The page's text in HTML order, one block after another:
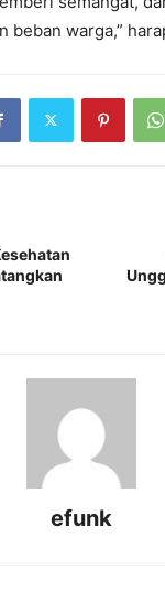
beban warga,”
efunk